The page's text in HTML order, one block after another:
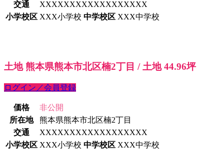
交通
XXXXXXXXXXXXXXXXXX
小学校区 XXX小学校 中学校区 XXX中学校
土地 熊本県熊本市北区楠2丁目 / 土地 44.96坪
ログイン／会員登録
価格
非公開
所在地
熊本県熊本市北区楠2丁目
交通
XXXXXXXXXXXXXXXXXX
小学校区 XXX小学校 中学校区 XXX中学校